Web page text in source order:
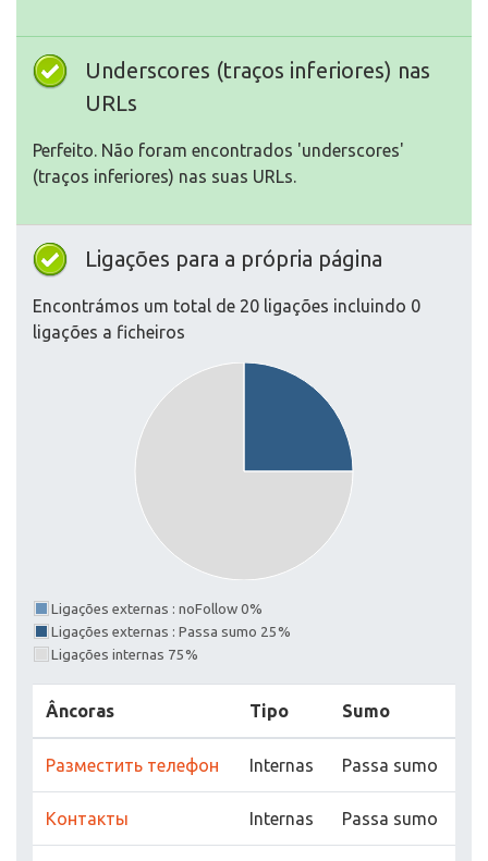
Underscores (traços inferiores) nas
URLs
Perfeito. Não foram encontrados 'underscores'
(traços inferiores) nas suas URLs.
Ligações para a própria página
Encontrámos um total de 20 ligações incluindo 0
ligações a ficheiros
Ligações externas : noFollow 0%
Ligações externas : Passa sumo 25%
Ligações internas 75%
Âncoras Tipo Sumo
Разместить телефон Internas Passa sumo
Контакты Internas Passa sumo